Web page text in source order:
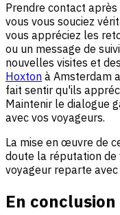
Prendre contact
vous vous souciez
vous appréciez les
ou un message de
nouvelles visites et
Hoxton à Amsterdam
fait sentir qu'ils
Maintenir le dialogue
avec vos voyageurs.
La mise en œuvre de
doute la réputation
voyageur reparte
En conclusion